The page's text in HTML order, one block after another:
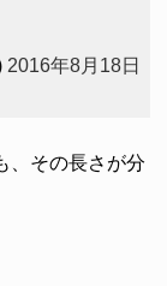
2016年8月18日
、その長さが分